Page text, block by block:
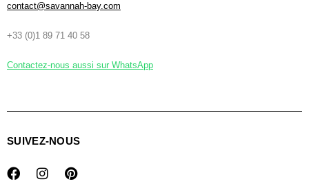
contact@savannah-bay.com
+33 (0)1 89 71 40 58
Contactez-nous aussi sur WhatsApp
SUIVEZ-NOUS